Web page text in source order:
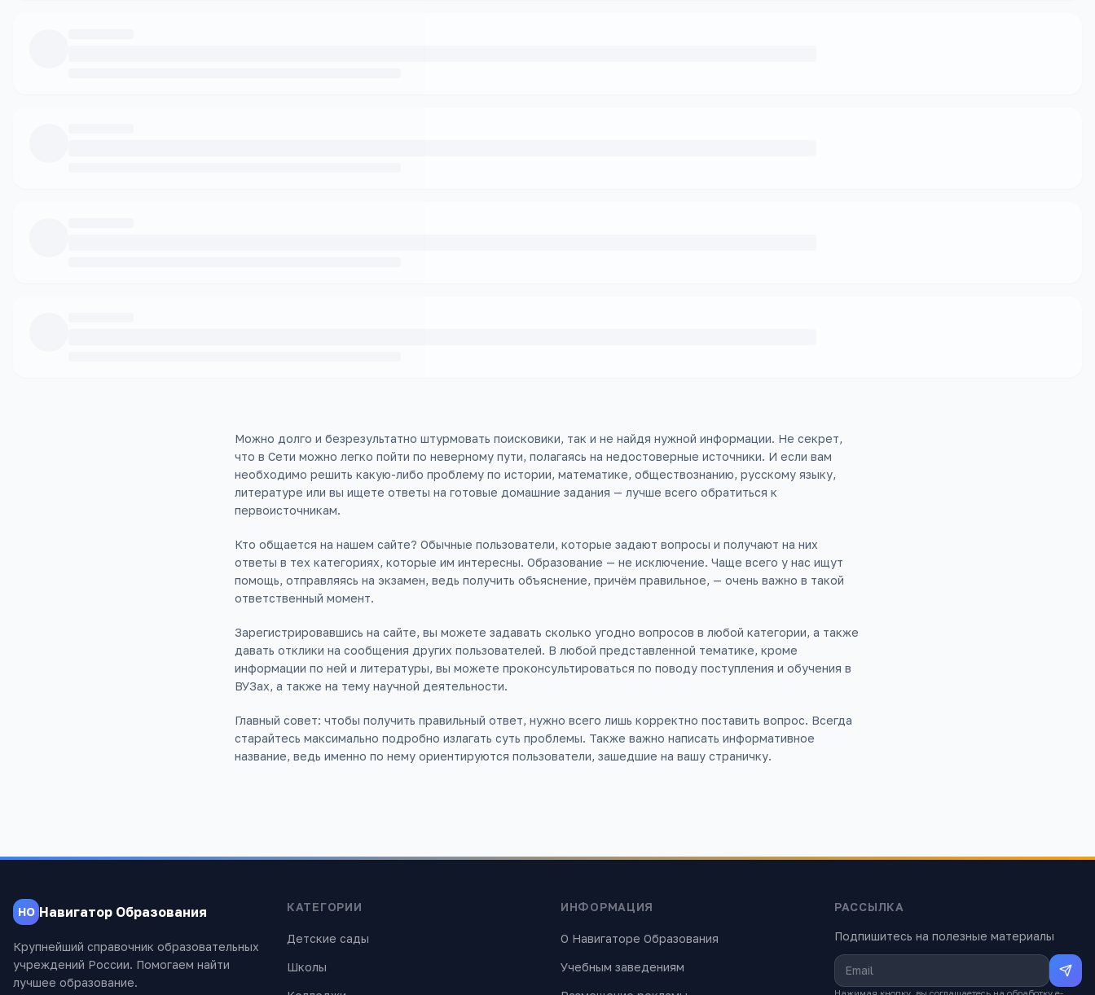
Можно долго и безрезультатно штурмовать поисковики, так и не найдя нужной информации. Не секрет,
что в Сети можно легко пойти по неверному пути, полагаясь на недостоверные источники. И если вам
необходимо решить какую-либо проблему по истории, математике, обществознанию, русскому языку,
литературе или вы ищете ответы на готовые домашние задания — лучше всего обратиться к
первоисточникам.
Кто общается на нашем сайте? Обычные пользователи, которые задают вопросы и получают на них
ответы в тех категориях, которые им интересны. Образование — не исключение. Чаще всего у нас ищут
помощь, отправляясь на экзамен, ведь получить объяснение, причём правильное, — очень важно в такой
ответственный момент.
Зарегистрировавшись на сайте, вы можете задавать сколько угодно вопросов в любой категории, а также
давать отклики на сообщения других пользователей. В любой представленной тематике, кроме
информации по ней и литературы, вы можете проконсультироваться по поводу поступления и обучения в
ВУЗах, а также на тему научной деятельности.
Главный совет: чтобы получить правильный ответ, нужно всего лишь корректно поставить вопрос. Всегда
старайтесь максимально подробно излагать суть проблемы. Также важно написать информативное
название, ведь именно по нему ориентируются пользователи, зашедшие на вашу страничку.
НО Навигатор Образования
Крупнейший справочник образовательных
учреждений России. Помогаем найти
лучшее образование.
КАТЕГОРИИ
Детские сады
Школы
ИНФОРМАЦИЯ
О Навигаторе Образования
Учебным заведениям
РАССЫЛКА
Подпишитесь на полезные материалы